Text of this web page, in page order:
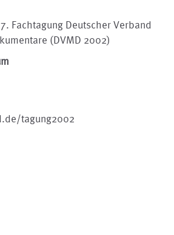
Fachtagung Deutscher Verband
(DVMD 2002)
tagung2002